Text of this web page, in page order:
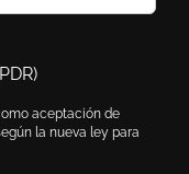
aceptación de
la nueva ley para